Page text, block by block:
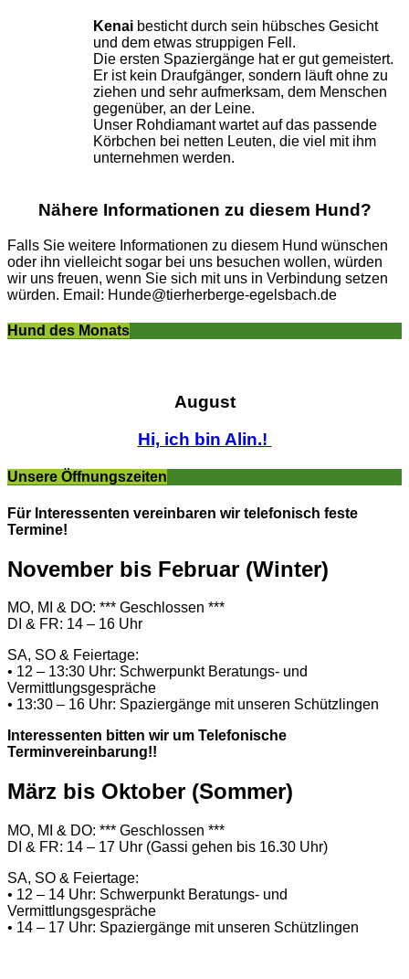
Kenai besticht durch sein hübsches Gesicht
und dem etwas struppigen Fell.
Die ersten Spaziergänge hat er gut gemeistert.
Er ist kein Draufgänger, sondern läuft ohne zu
ziehen und sehr aufmerksam, dem Menschen
gegenüber, an der Leine.
Unser Rohdiamant wartet auf das passende
Körbchen bei netten Leuten, die viel mit ihm
unternehmen werden.
Nähere Informationen zu diesem Hund?
Falls Sie weitere Informationen zu diesem Hund wünschen
oder ihn vielleicht sogar bei uns besuchen wollen, würden
wir uns freuen, wenn Sie sich mit uns in Verbindung setzen
würden. Email: Hunde@tierherberge-egelsbach.de
Hund des Monats
August
Hi, ich bin Alin.!
Unsere Öffnungszeiten
Für Interessenten vereinbaren wir telefonisch feste
Termine!
November bis Februar (Winter)
MO, MI & DO: *** Geschlossen ***
DI & FR: 14 – 16 Uhr
SA, SO & Feiertage:
• 12 – 13:30 Uhr: Schwerpunkt Beratungs- und
Vermittlungsgespräche
• 13:30 – 16 Uhr: Spaziergänge mit unseren Schützlingen
Interessenten bitten wir um Telefonische
Terminvereinbarung!!
März bis Oktober (Sommer)
MO, MI & DO: *** Geschlossen ***
DI & FR: 14 – 17 Uhr (Gassi gehen bis 16.30 Uhr)
SA, SO & Feiertage:
• 12 – 14 Uhr: Schwerpunkt Beratungs- und
Vermittlungsgespräche
• 14 – 17 Uhr: Spaziergänge mit unseren Schützlingen